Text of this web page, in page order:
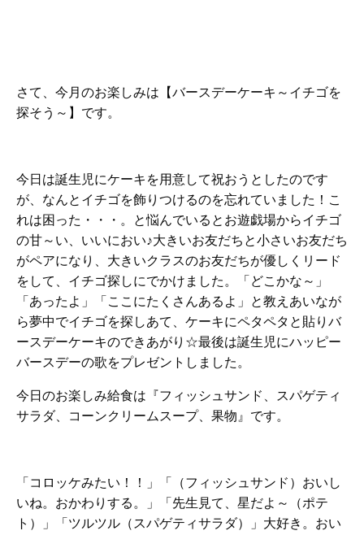
さて、今月のお楽しみは【バースデーケーキ～イチゴを
探そう～】です。
今日は誕生児にケーキを用意して祝おうとしたのです
が、なんとイチゴを飾りつけるのを忘れていました！こ
れは困った・・・。と悩んでいるとお遊戯場からイチゴ
の甘～い、いいにおい♪大きいお友だちと小さいお友だち
がペアになり、大きいクラスのお友だちが優しくリード
をして、イチゴ探しにでかけました。「どこかな～」
「あったよ」「ここにたくさんあるよ」と教えあいなが
ら夢中でイチゴを探しあて、ケーキにペタペタと貼りバ
ースデーケーキのできあがり☆最後は誕生児にハッピー
バースデーの歌をプレゼントしました。
今日のお楽しみ給食は『フィッシュサンド、スパゲティ
サラダ、コーンクリームスープ、果物』です。
「コロッケみたい！！」「（フィッシュサンド）おいし
いね。おかわりする。」「先生見て、星だよ～（ポテ
ト）」「ツルツル（スパゲティサラダ）」大好き。おい